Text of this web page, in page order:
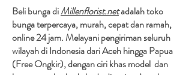
Beli bunga diMillenflorist.netadalah toko
bunga terpercaya, murah, cepat dan ramah,
online 24 jam. Melayani pengiriman seluruh
wilayah di Indonesia dari Aceh hingga Papua
(Free Ongkir), dengan ciri khas model dan